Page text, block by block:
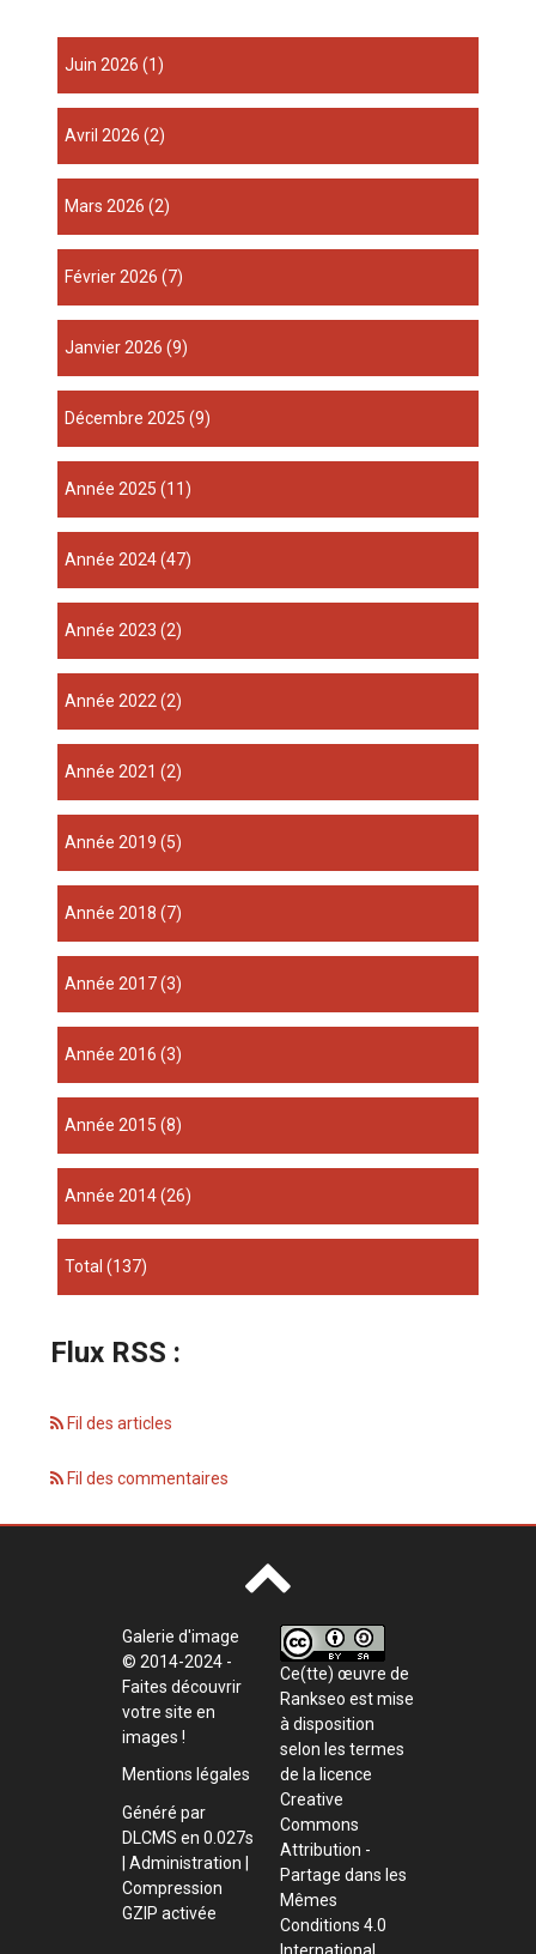
juin 2026 (1)
avril 2026 (2)
mars 2026 (2)
février 2026 (7)
janvier 2026 (9)
décembre 2025 (9)
année 2025 (11)
année 2024(47)
année 2023 (2)
année 2022 (2)
année 2021 (2)
année 2019 (5)
année 2018 (7)
année 2017(3)
année 2016 (3)
année 2015 (8)
année 2014(26)
total(137)
Flux RSS :
Fil des articles
Fil des commentaires
Galerie d'image
© 2014-2024 -
Faites découvrir
votre site en
images !
Mentions légales
Généré par
DLCMS en 0.027s
Administration
Compression
GZIP activée
Ce(tte) œuvre de
Rankseo est mise
à disposition
selon les termes
de la licence
Creative
Commons
Attribution -
Partage dans les
Mêmes
Conditions 4.0
International